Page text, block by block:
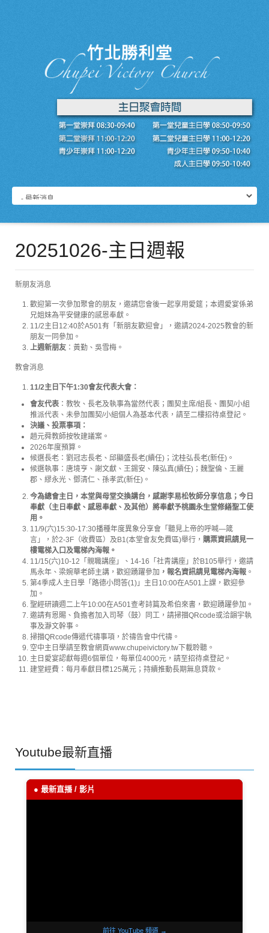
20251026-主日週報
新朋友消息
歡迎第一次參加聚會的朋友，邀請您會後一起享用愛筵；本週愛宴係弟
兄姐妹為平安健康的感恩奉獻。
11/2主日12:40於A501有「新朋友歡迎會」，邀請2024-2025教會的新
朋友一同參加。
上週新朋友 ：黃勤、吳雪梅。
教會消息
11/2主日下午1:30會友代表大會：
會友代表 ：教牧、長老及執事為當然代表；團契主席/組長、團契/小組
推派代表、未參加團契/小組個人為基本代表，請至二樓招待桌登記。
決議、投票事項：
趙元舜教師按牧建議案。
2026年度預算。
候選長老：劉冠志長老、邱顯盛長老(續任)；沈桂弘長老(新任)。
候選執事：唐境亨、謝文獻、王錫安、陳弘真(續任)；魏聖倫、王麗
郡、繆永光、鄧清仁、孫孝武(新任)。
今為總會主日，本堂與母堂交換講台，感謝李易松牧師分享信息；今日
奉獻（主日奉獻、感恩奉獻、及其他）將奉獻予桃園永生堂修繕聖工使
用 。
11/9(六)15:30-17:30播種年度異象分享會「聽見上帝的呼喊—箴
言」，於2-3F（收費區）及B1(本堂會友免費區)舉行， 購票資訊請見一
樓電梯入口及電梯內海報。
11/15(六)10-12「親職講座」、14-16「社青講座」於B105舉行，邀請
馬永年、梁婉華老師主講，歡迎踴躍參加 ，報名資訊請見電梯內海報 。
第4季成人主日學「路德小問答(1)」主日10:00在A501上課，歡迎參
加。
聖經研讀週二上午10:00在A501查考詩篇及希伯來書，歡迎踴躍參加。
邀請有恩賜、負擔者加入司琴（鼓）同工，請掃描QRcode或洽韻宇執
事及瀞文幹事。
掃描QRcode傳遞代禱事項，於禱告會中代禱。
空中主日學請至教會網頁www.chupeivictory.tw下載聆聽。
主日愛宴認獻每週6個單位，每單位4000元，請至招待桌登記。
建堂經費：每月奉獻目標125萬元；持續推動長期無息貸款。
Youtube最新直播
● 最新直播 / 影片
前往 YouTube 頻道 →